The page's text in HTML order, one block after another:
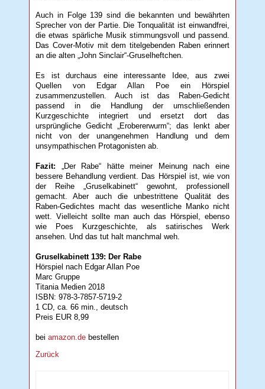
Auch in Folge 139 sind die bekannten und bewährten
Sprecher von der Partie. Die Tonqualität ist einwandfrei,
die etwas spärliche Musik stimmungsvoll und passend.
Das Cover-Motiv mit dem titelgebenden Raben erinnert
an die alten „John Sinclair“-Gruselheftchen.
Es ist durchaus eine interessante Idee, aus zwei
Quellen von Edgar Allan Poe ein Hörspiel
zusammenzustellen. Auch ist das Raben-Gedicht
passend in die Handlung der umschließenden
Kurzgeschichte integriert und ersetzt dort das
ursprüngliche Gedicht „Erobererwurm“; das lenkt aber
nicht von der unangenehmen Handlung und dem
unsympathischen Protagonisten ab.
Fazit:
„Der Rabe“ hätte meiner Meinung nach eine
bessere Behandlung verdient. Das Hörspiel ist, wie von
der Reihe „Gruselkabinett“ gewohnt, professionell
gemacht. Aber auch die unbestrittene Qualität des
Raben-Gedichtes macht das wesentliche Manko nicht
wett. Vielleicht sollte man auch das Hörspiel, ebenso
wie Poes Kurzgeschichte, als satirisches Werk
ansehen. Und das tut halt manchmal weh.
Gruselkabinett 139: Der Rabe
Hörspiel nach Edgar Allan Poe
Marc Gruppe
Titania Medien 2018
ISBN: 978-3-7857-5719-2
1 CD, ca. 66 min., deutsch
Preis EUR 8,99
beiamazon.de bestellen
Zurück